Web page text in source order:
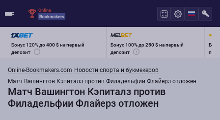
Бонус 120% до400 $на первый
депозит
Бонус 100% до250 $на первый
депозит
Online-Bookmakers.com Новости спорта и букмекеров
Матч Вашингтон Кэпиталз против Филадельфии Флайерз отложен
Матч Вашингтон Кэпиталз против
Филадельфии Флайерз отложен